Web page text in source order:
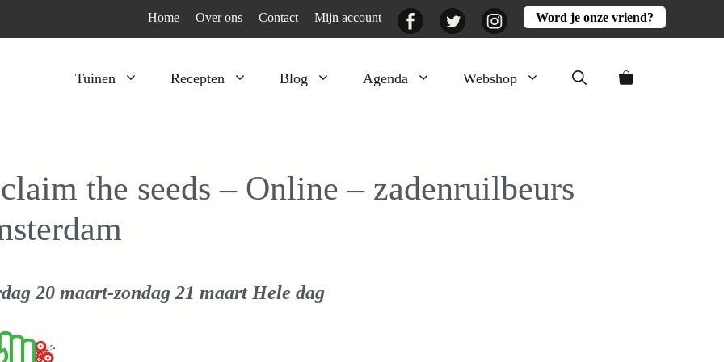
Home Over ons Contact Mijn account FacebookTwitter InstagramWord je onze vriend?
Tuinen Recepten Blog Agenda Webshop
Kruiden
Moestuin
Peulgroenten
Wortelgroenten
Activiteiten
the seeds – Online – zadenruilbeurs
20 maart-zondag 21 maart Hele dag